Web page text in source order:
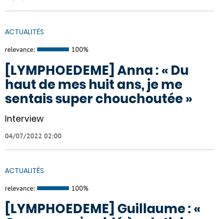
ACTUALITÉS
relevance: 100%
[LYMPHOEDEME] Anna : « Du
haut de mes huit ans, je me
sentais super chouchoutée »
Interview
04/07/2022 02:00
ACTUALITÉS
relevance: 100%
[LYMPHOEDEME] Guillaume : «